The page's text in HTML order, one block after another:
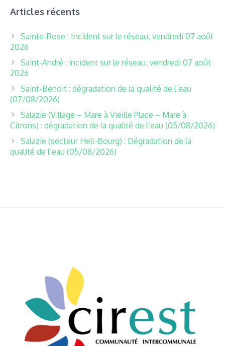
Articles récents
Sainte-Rose : Incident sur le réseau, vendredi 07 août
2026
Saint-André : incident sur le réseau, vendredi 07 août
2026
Saint-Benoit : dégradation de la qualité de l’eau
(07/08/2026)
Salazie (Village – Mare à Vieille Place – Mare à
Citrons) : dégradation de la qualité de l’eau (05/08/2026)
Salazie (secteur Hell-Bourg) : Dégradation de la
qualité de l’eau (05/08/2026)